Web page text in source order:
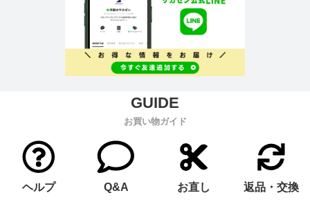
お買い物ガイド
ヘルプ Q&A お直し 返品・交換